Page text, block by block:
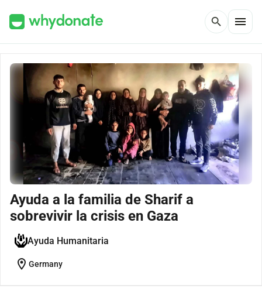
search menu
Ayuda a la familia de Sharif a
sobrevivir la crisis en Gaza
Ayuda Humanitaria
location_on Germany